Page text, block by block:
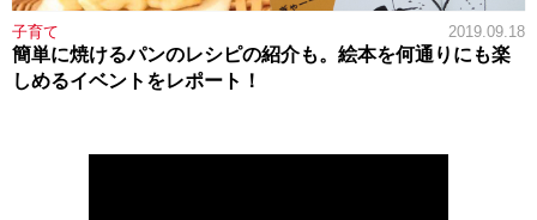
子育て 2019.09.18
簡単に焼けるパンのレシピの紹介も。絵本を何通りにも楽
しめるイベントをレポート！